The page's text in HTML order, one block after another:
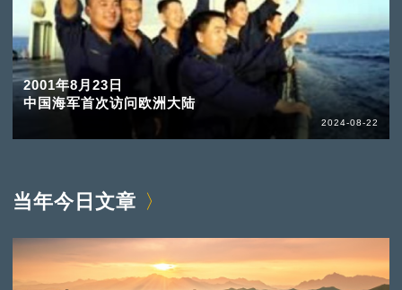
2001年8月23日
中国海军首次访问欧洲大陆
2024-08-22
当年今日文章